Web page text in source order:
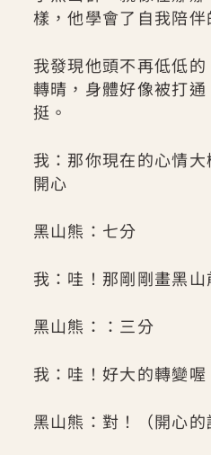
樣，他學會了自我陪
我發現他頭不再低低
轉晴，身體好像被打
挺。
我：那你現在的心情
開心
黑山熊：七分
我：哇！那剛剛畫黑山
黑山熊：：三分
我：哇！好大的轉變喔
黑山熊：對！（開心的